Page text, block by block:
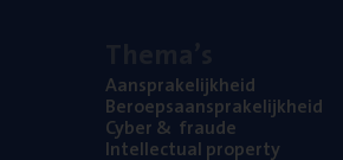
Aan­spra­ke­lijk­heid
Beroeps­aan­spra­ke­lijk­heid
Cyber& fraude
Intel­lec­tu­al property